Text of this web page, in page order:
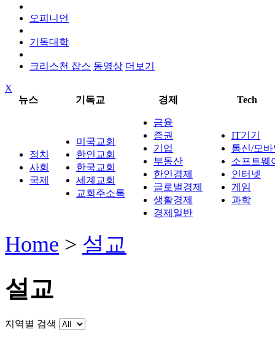
오피니언
기독대학
크리스천 잡스 동영상 더보기
X
뉴스
기독교 경제 Tech
정치
사회
국제
미국교회
한인교회
한국교회
세계교회
교회주소록
금융
증권
기업
부동산
한인경제
글로벌경제
생활경제
경제일반
IT기기
통신/모
소프트웨
인터넷
게임
과학
Home > 설교
설교
지역별 검색